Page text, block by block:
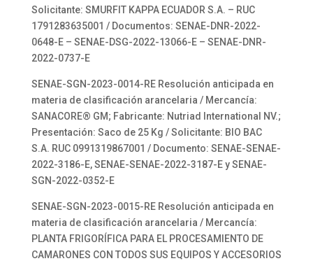
Solicitante: SMURFIT KAPPA ECUADOR S.A. – RUC
1791283635001 / Documentos: SENAE-DNR-2022-
0648-E – SENAE-DSG-2022-13066-E – SENAE-DNR-
2022-0737-E
SENAE-SGN-2023-0014-RE Resolución anticipada en
materia de clasificación arancelaria / Mercancía:
SANACORE® GM; Fabricante: Nutriad International NV.;
Presentación: Saco de 25 Kg / Solicitante: BIO BAC
S.A. RUC 0991319867001 / Documento: SENAE-SENAE-
2022-3186-E, SENAE-SENAE-2022-3187-E y SENAE-
SGN-2022-0352-E
SENAE-SGN-2023-0015-RE Resolución anticipada en
materia de clasificación arancelaria / Mercancía:
PLANTA FRIGORÍFICA PARA EL PROCESAMIENTO DE
CAMARONES CON TODOS SUS EQUIPOS Y ACCESORIOS